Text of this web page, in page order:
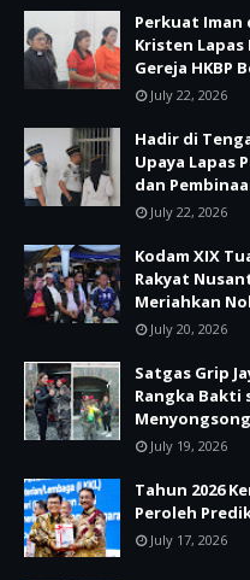
Perkuat Iman
Kristen
Gereja HKBP
July 22, 2026
Hadir di
Upaya Lapas
dan
July 22, 2026
Kodam XIX
Rakyat
Meriahkan
July 20, 2026
Satgas Grip
Rangka Bakti
Menyongsong
July 19, 2026
Tahun 2026
Peroleh
July 17, 2026